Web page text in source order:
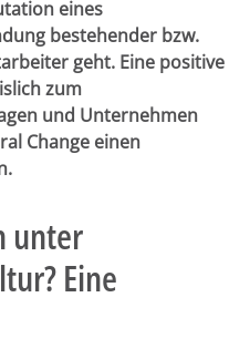
eines
bestehender bzw.
geht. Eine positive
zum
und Unternehmen
Change einen
unter
Eine